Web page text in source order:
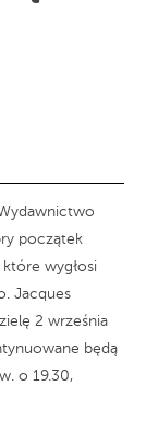
początek
wygłosi
Jacques
2 września
będą
o 19.30,